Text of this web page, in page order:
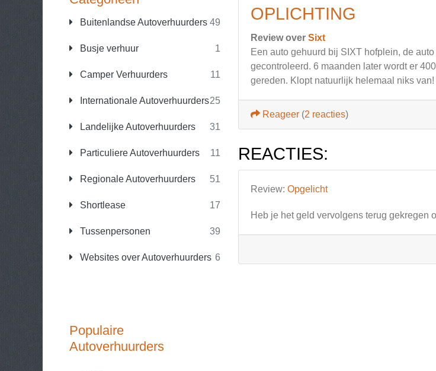
Buitenlandse Autoverhuurders 49
Busje verhuur 1
Camper Verhuurders 11
Internationale Autoverhuurders25
Landelijke Autoverhuurders 31
Particuliere Autoverhuurders 11
Regionale Autoverhuurders 51
Shortlease 17
Tussenpersonen 39
Websites over Autoverhuurders 6
Populaire
Autoverhuurders
OPLICHTING
Review over Sixt
Een auto gehuurd bij SIXT hofplein, de
gecontroleerd. 6 maanden later wordt er
gereden. Klopt natuurlijk helemaal niks
Reageer (2 reacties)
REACTIES:
Review: Opgelicht
Heb je het geld vervolgens terug gekregen